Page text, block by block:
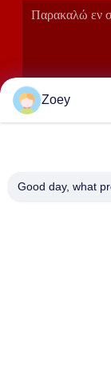
Zoey
Good day, what